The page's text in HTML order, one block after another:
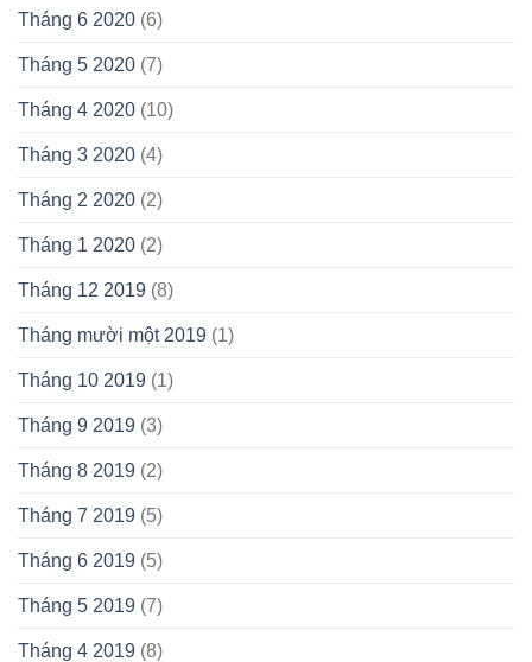
Tháng 6 2020 (6)
Tháng 5 2020 (7)
Tháng 4 2020 (10)
Tháng 3 2020 (4)
Tháng 2 2020 (2)
Tháng 1 2020 (2)
Tháng 12 2019 (8)
Tháng mười một 2019 (1)
Tháng 10 2019 (1)
Tháng 9 2019 (3)
Tháng 8 2019 (2)
Tháng 7 2019 (5)
Tháng 6 2019 (5)
Tháng 5 2019 (7)
Tháng 4 2019 (8)